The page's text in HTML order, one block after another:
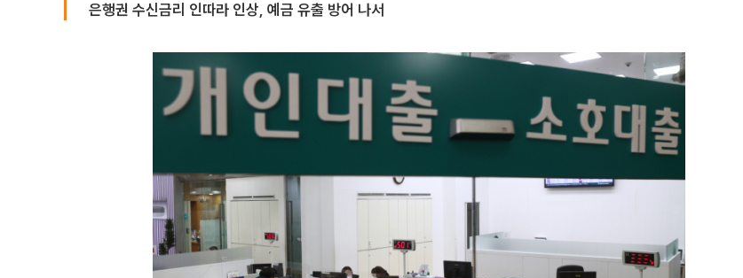
은행권 수신금리 인따라 인상, 예금 유출 방어 나서